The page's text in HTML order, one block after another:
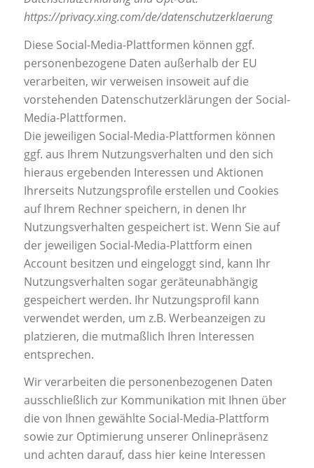
https://privacy.xing.com/de/datenschutzerklaerung
Diese Social-Media-Plattformen können ggf.
personenbezogene Daten außerhalb der EU
verarbeiten, wir verweisen insoweit auf die
vorstehenden Datenschutzerklärungen der Social-
Media-Plattformen.
Die jeweiligen Social-Media-Plattformen können
ggf. aus Ihrem Nutzungsverhalten und den sich
hieraus ergebenden Interessen und Aktionen
Ihrerseits Nutzungsprofile erstellen und Cookies
auf Ihrem Rechner speichern, in denen Ihr
Nutzungsverhalten gespeichert ist. Wenn Sie auf
der jeweiligen Social-Media-Plattform einen
Account besitzen und eingeloggt sind, kann Ihr
Nutzungsverhalten sogar geräteunabhängig
gespeichert werden. Ihr Nutzungsprofil kann
verwendet werden, um z.B. Werbeanzeigen zu
platzieren, die mutmaßlich Ihren Interessen
entsprechen.
Wir verarbeiten die personenbezogenen Daten
ausschließlich zur Kommunikation mit Ihnen über
die von Ihnen gewählte Social-Media-Plattform
sowie zur Optimierung unserer Onlinepräsenz
und achten darauf, dass hier keine Interessen